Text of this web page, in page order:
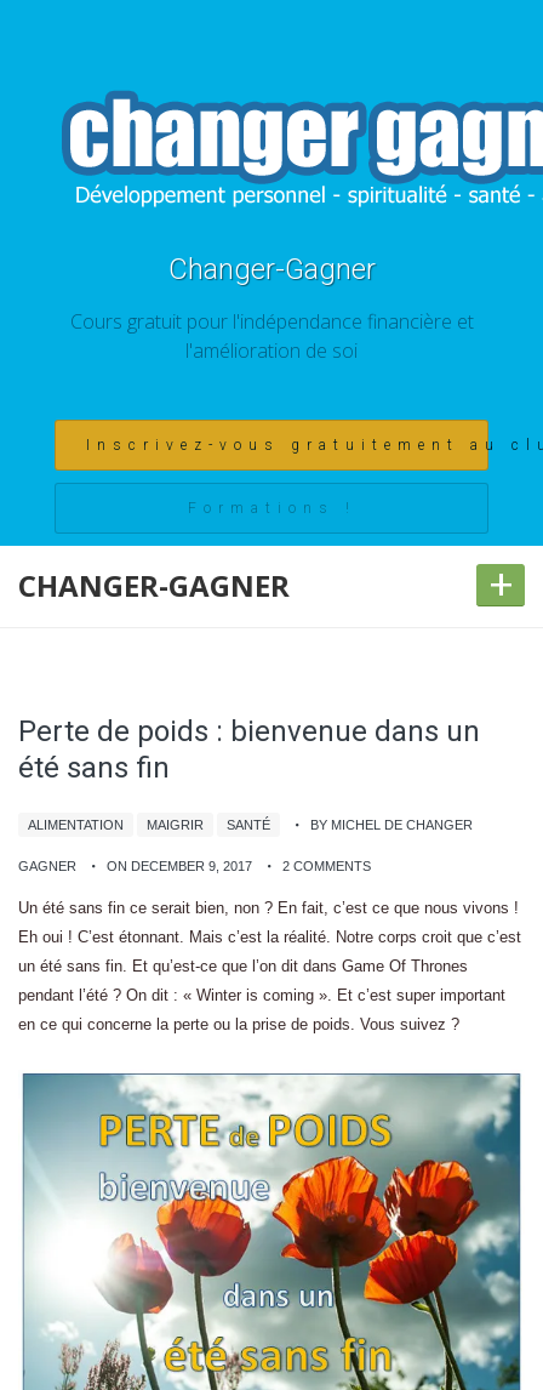
Changer-Gagner
Cours gratuit pour l'indépendance financière et
l'amélioration de soi
Inscrivez-vous gratuitement au
Formations !
CHANGER-GAGNER +
Perte de poids : bienvenue dans un
été sans fin
ALIMENTATION MAIGRIR SANTÉ BY MICHEL DE CHANGER
GAGNER ON DECEMBER 9, 2017 2 COMMENTS
Un été sans fin ce serait bien, non ? En fait, c’est ce que nous vivons !
Eh oui ! C’est étonnant. Mais c’est la réalité. Notre corps croit que c’est
un été sans fin. Et qu’est-ce que l’on dit dans Game Of Thrones
pendant l’été ? On dit : « Winter is coming ». Et c’est super important
en ce qui concerne la perte ou la prise de poids. Vous suivez ?